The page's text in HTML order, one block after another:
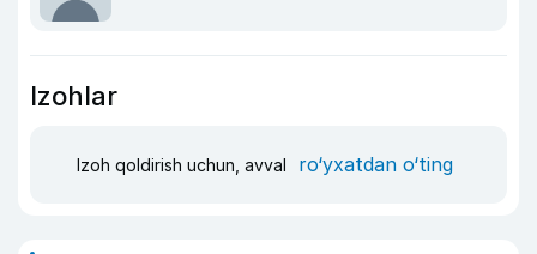
Izohlar
Izoh qoldirish uchun, avval ro‘yxatdan o‘ting